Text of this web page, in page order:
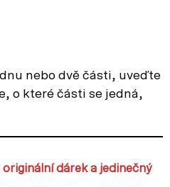
nebo dvě části, uveďte
o které části se jedná,
dárek a jedinečný